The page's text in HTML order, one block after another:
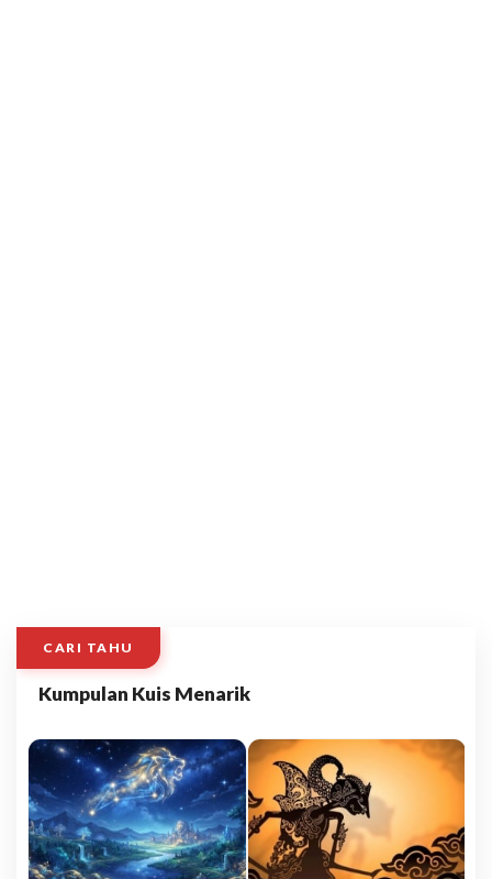
CARI TAHU
Kumpulan Kuis Menarik